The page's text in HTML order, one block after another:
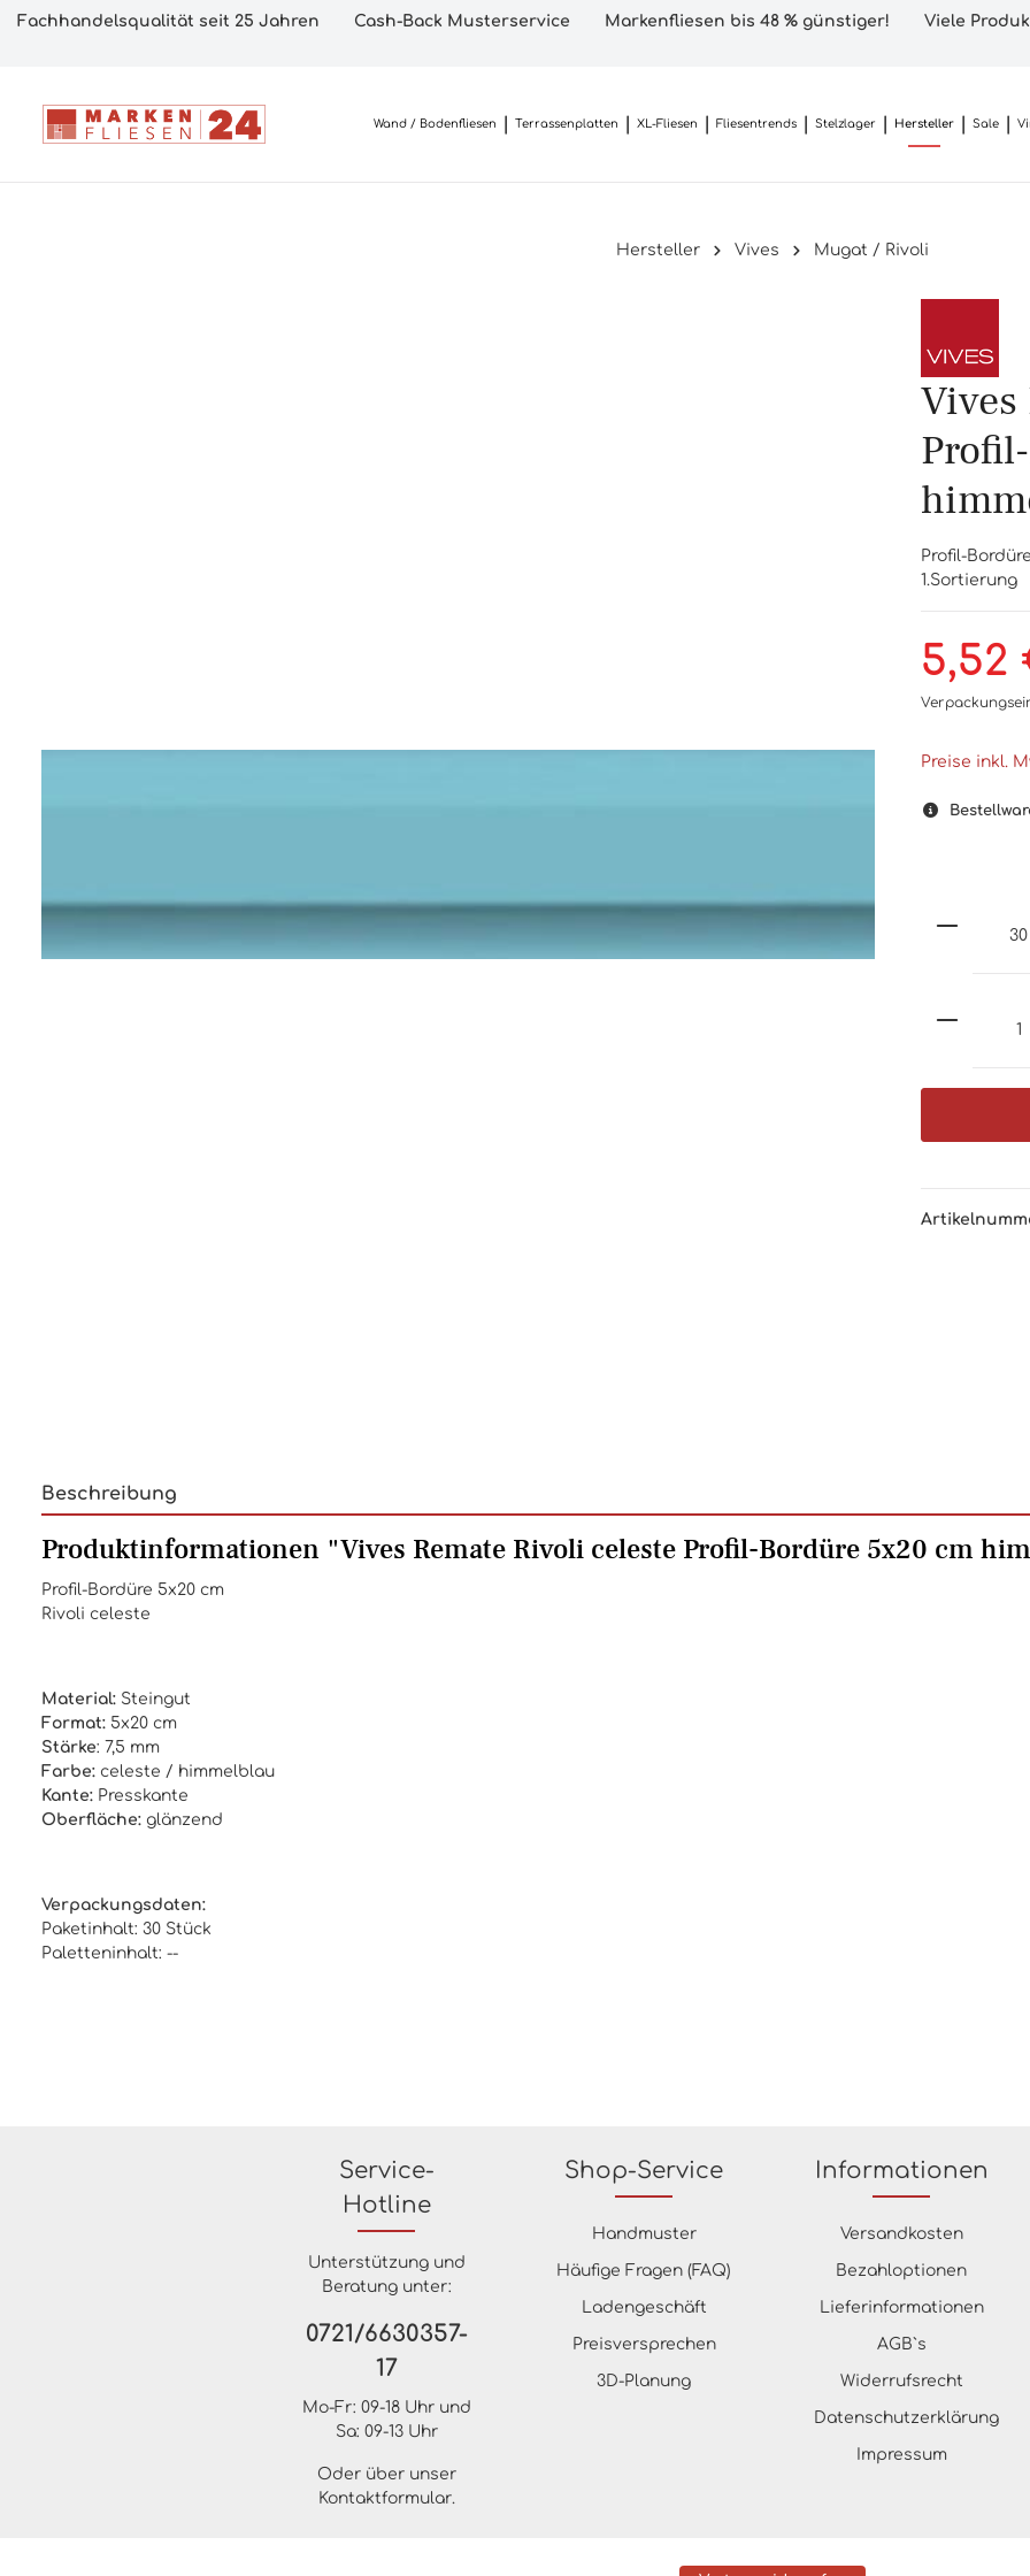
Fachhandelsqualität seit 25 Jahren Cash-Back Musterservice Markenfliesen bis 48 % günstiger! Viele
Wand / Bodenfliesen Terrassenplatten XL-Fliesen Fliesentrends Stelzlager Hersteller Sale
Hersteller Vives Mugat / Rivoli
Vives
Profil-
1.Sortierung
5,52
Preise inkl.
Beschreibung
Produktinformationen "Vives Remate Rivoli celeste Profil-Bordüre 5x20 cm
Profil-Bordüre 5x20 cm
Rivoli celeste
Material: Steingut
Format: 5x20 cm
Stärke: 7,5 mm
Farbe: celeste / himmelblau
Kante: Presskante
Oberfläche: glänzend
Verpackungsdaten:
Paketinhalt: 30 Stück
Paletteninhalt: --
Service-
Hotline
Unterstützung und
Beratung unter:
0721/6630357-
17
Mo-Fr: 09-18 Uhr und
Sa: 09-13 Uhr
Oder über unser
Kontaktformular.
Shop-Service
Handmuster
Häufige Fragen (FAQ)
Ladengeschäft
Preisversprechen
3D-Planung
Informationen
Versandkosten
Bezahloptionen
Lieferinformationen
AGB`s
Widerrufsrecht
Datenschutzerklärung
Impressum